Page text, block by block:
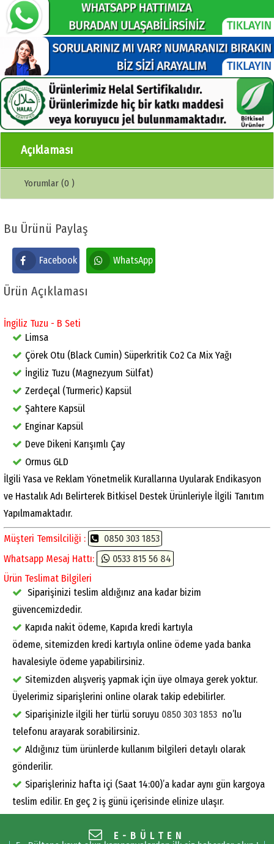
Açıklaması
Yorumlar (0 )
Bu Ürünü Paylaş
Facebook WhatsApp
Ürün Açıklaması
İngiliz Tuzu - B Seti
Limsa
Çörek Otu (Black Cumin) Süperkritik Co2 Ca Mix Yağı
İngiliz Tuzu (Magnezyum Sülfat)
Zerdeçal (Turmeric) Kapsül
Şahtere Kapsül
Enginar Kapsül
Deve Dikeni Karışımlı Çay
Ormus GLD
İlgili Yasa ve Reklam Yönetmelik Kurallarına Uyularak Endikasyon
ve Hastalık Adı Belirterek Bitkisel Destek Ürünleriyle İlgili Tanıtım
Yapılmamaktadır.
Müşteri Temsilciliği :
0850 303 1853
Whatsapp Mesaj Hattı:
0533 815 56 84
Ürün Teslimat Bilgileri
Siparişinizi teslim aldığınız ana kadar bizim
güvencemizdedir.
Kapıda nakit ödeme, Kapıda kredi kartıyla
ödeme, sitemizden kredi kartıyla online ödeme yada banka
havalesiyle ödeme yapabilirsiniz.
Sitemizden alışveriş yapmak için üye olmaya gerek yoktur.
Üyelerimiz siparişlerini online olarak takip edebilirler.
Siparişinizle ilgili her türlü soruyu 0850 303 1853 no’lu
telefonu arayarak sorabilirsiniz.
Aldığınız tüm ürünlerde kullanım bilgileri detaylı olarak
gönderilir.
Siparişleriniz hafta içi (Saat 14:00)’a kadar aynı gün kargoya
teslim edilir. En geç 2 iş günü içerisinde elinize ulaşır.
E-BÜLTEN